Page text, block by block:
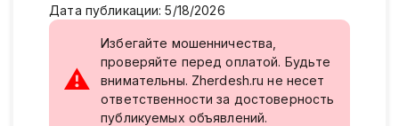
Дата публикации: 5/18/2026
⚠
Избегайте мошенничества,
проверяйте перед оплатой. Будьте
внимательны. Zherdesh.ru не несет
ответственности за достоверность
публикуемых объявлений.